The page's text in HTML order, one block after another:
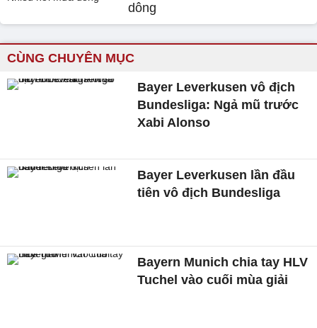
dông
CÙNG CHUYÊN MỤC
Bayer Leverkusen vô địch
Bundesliga: Ngả mũ trước
Xabi Alonso
Bayer Leverkusen lần đầu
tiên vô địch Bundesliga
Bayern Munich chia tay HLV
Tuchel vào cuối mùa giải